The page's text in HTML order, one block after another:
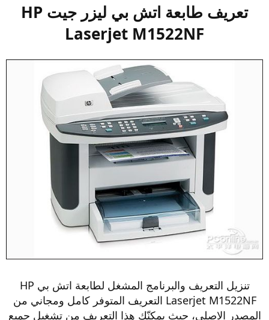
تعريف طابعة اتش بي ليزر جيت HP
Laserjet M1522NF
تنزيل التعريف والبرنامج المشغل لطابعة اتش بي HP
Laserjet M1522NF التعريف المتوفر كامل ومجاني من
المصدر الاصلي، حيث يمكنّك هذا التعريف من تشغيل جميع